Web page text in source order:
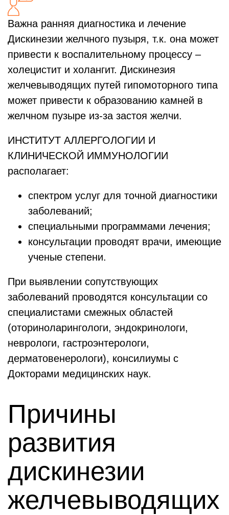
Важна ранняя диагностика и лечение
Дискинезии желчного пузыря, т.к. она может
привести к воспалительному процессу –
холецистит и холангит. Дискинезия
желчевыводящих путей гипомоторного типа
может привести к образованию камней в
желчном пузыре из-за застоя желчи.
ИНСТИТУТ АЛЛЕРГОЛОГИИ И
КЛИНИЧЕСКОЙ ИММУНОЛОГИИ
располагает:
спектром услуг для точной диагностики
заболеваний;
специальными программами лечения;
консультации проводят врачи, имеющие
ученые степени.
При выявлении сопутствующих
заболеваний проводятся консультации со
специалистами смежных областей
(оториноларингологи, эндокринологи,
неврологи, гастроэнтерологи,
дерматовенерологи), консилиумы с
Докторами медицинских наук.
Причины
развития
дискинезии
желчевыводящих